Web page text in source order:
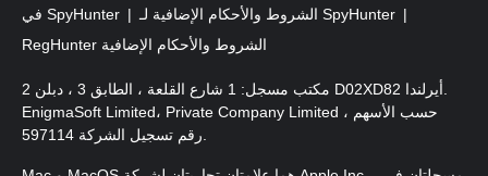
في SpyHunter
الشروط والأحكام الإضافية لـ SpyHunter
RegHunter الشروط والأحكام الإضافية
EnigmaSoft Limited، Private Company Limited حسب الأسهم ،